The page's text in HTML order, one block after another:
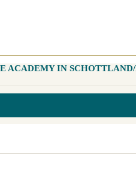
ACADEMY IN